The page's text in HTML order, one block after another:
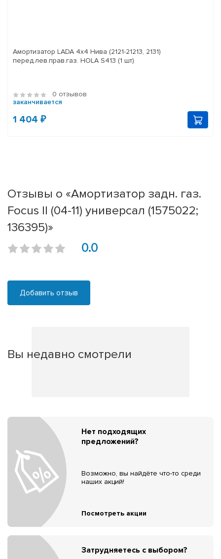
Амортизатор LADA 4x4 Нива (2121-21213, 2131)
перед.лев.прав.газ. HOLA S413 (1 шт)
0 отзывов
заканчивается
1 404 ₽
Отзывы о «Амортизатор задн. газ.
Focus II (04-11) универсал (1575022;
136395)»
0.0
Добавить отзыв
Вы недавно смотрели
Нет подходящих
предложений?
Возможно, вы найдёте что-то среди
наших акций!
Посмотреть акции
Затрудняетесь с выбором?